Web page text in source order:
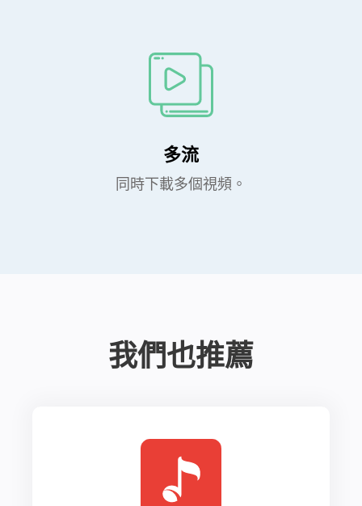
多流
同時下載多個視頻。
我們也推薦